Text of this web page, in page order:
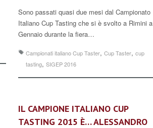
Sono passati quasi due mesi dal Campionato
Italiano Cup Tasting che si è svolto a Rimini a
Gennaio durante la fiera…
Campionati italiano Cup Taster, Cup Taster, cup
tasting, SIGEP 2016
IL CAMPIONE ITALIANO CUP
TASTING 2015 È… ALESSANDRO